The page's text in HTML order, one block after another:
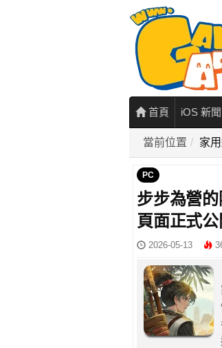
首頁 iOS 新聞
當前位置 家
PC
步步為營
頁面正式公
2026-05-13